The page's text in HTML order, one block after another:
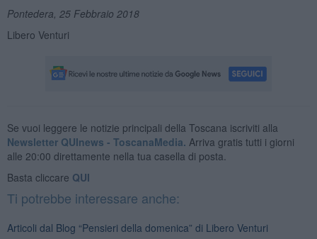
Pontedera, 25 Febbraio 2018
Libero Venturi
Se vuoi leggere le notizie principali della Toscana iscriviti alla
Newsletter QUInews - ToscanaMedia. Arriva gratis tutti i giorni
alle 20:00 direttamente nella tua casella di posta.
Basta cliccare QUI
Ti potrebbe interessare anche:
Articoli dal Blog “Pensieri della domenica” di Libero Venturi